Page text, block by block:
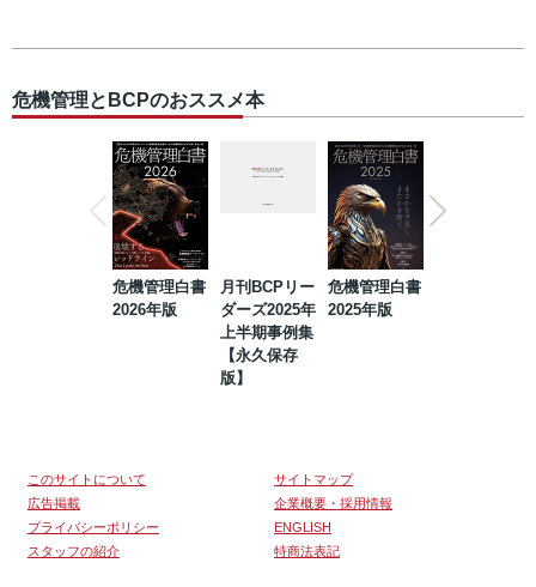
危機管理とBCPのおススメ本
危機管理白書
2026年版
月刊BCPリー
ダーズ2025年
上半期事例集
【永久保存
版】
危機管理白書
2025年版
このサイトについて
サイトマップ
広告掲載
企業概要・採用情報
プライバシーポリシー
ENGLISH
スタッフの紹介
特商法表記